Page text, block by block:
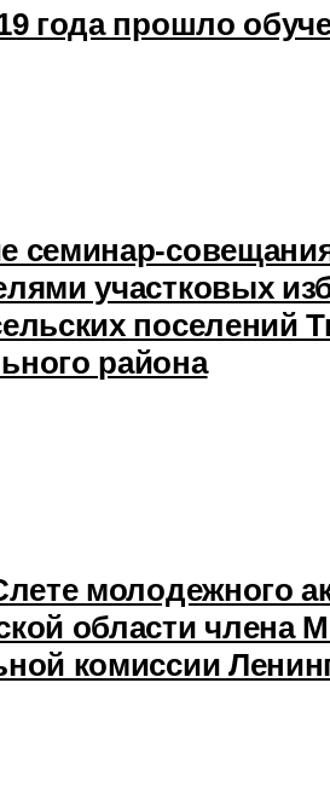
года прошло
семинар-
участковых
поселений
района
молодежного
области члена
комиссии